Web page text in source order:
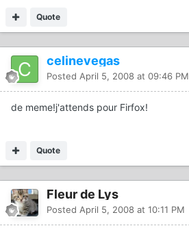
Quote
celinevegas
Posted April 5, 2008 at 09:46 PM
de meme!j'attends pour Firfox!
Quote
Fleur de Lys
Posted April 5, 2008 at 10:11 PM